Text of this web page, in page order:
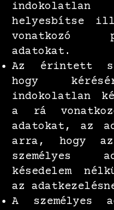
helyesbítse
vonatkozó
adatokat.
Az érintett
hogy
indokolatlan
a rá
adatokat, az
arra, hogy
személyes
késedelem
az
A személyes